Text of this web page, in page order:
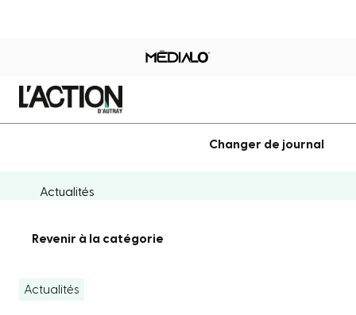
Changer de journal
Actualités
Revenir à la catégorie
Actualités